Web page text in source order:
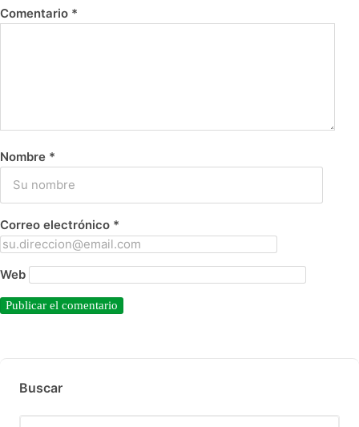
Comentario *
Nombre *
Correo electrónico *
Web
Buscar